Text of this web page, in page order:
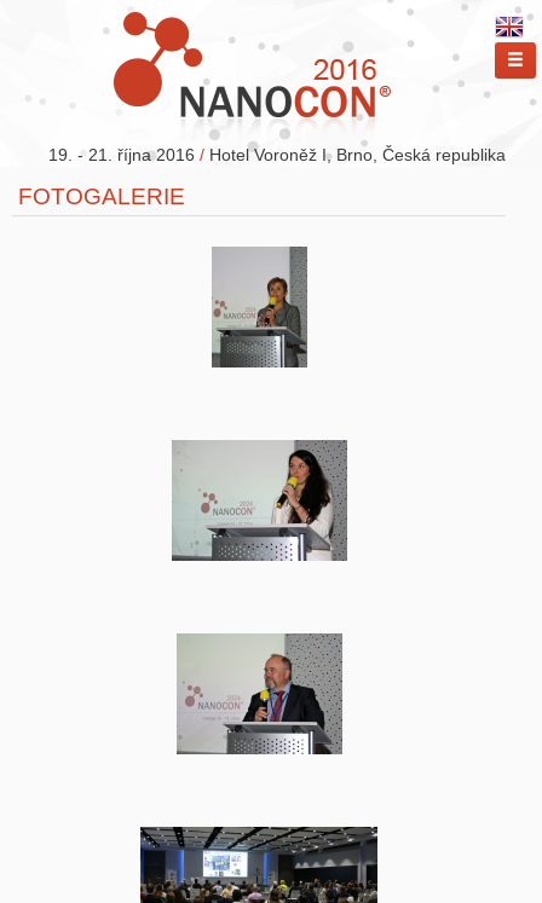
19. - 21. října 2016 / Hotel Voroněž I, Brno, Česká republika
FOTOGALERIE